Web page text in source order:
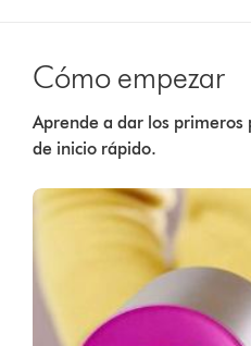
Cómo empezar
Aprende a dar los primeros
de inicio rápido.
Transcript
transcripción